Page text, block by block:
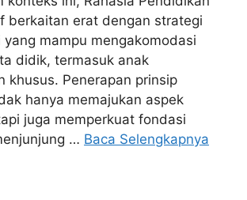
berkaitan erat dengan strategi
yang mampu mengakomodasi
didik, termasuk anak
khusus. Penerapan prinsip
hanya memajukan aspek
juga memperkuat fondasi
… Baca Selengkapnya